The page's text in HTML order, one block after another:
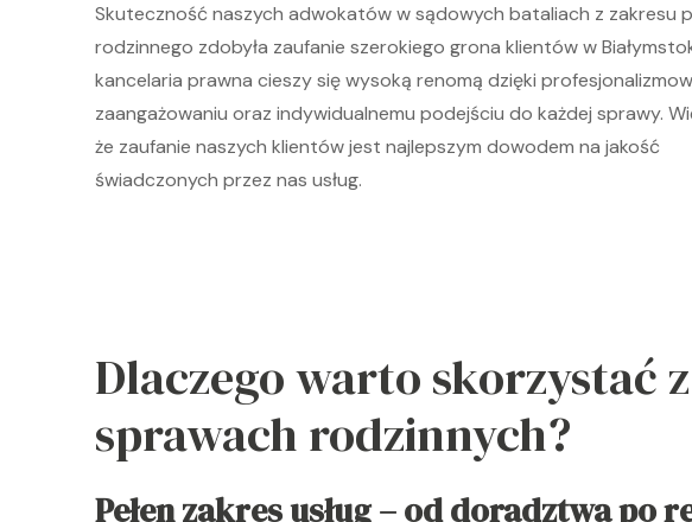
Skuteczność naszych adwokatów w sądowych bataliach z zakresu
rodzinnego zdobyła zaufanie szerokiego grona klientów w
kancelaria prawna cieszy się wysoką renomą dzięki
zaangażowaniu oraz indywidualnemu podejściu do każdej sprawy.
że zaufanie naszych klientów jest najlepszym dowodem na jakość
świadczonych przez nas usług.
Dlaczego warto skorzystać
sprawach rodzinnych?
Pełen zakres usług – od doradztwa po